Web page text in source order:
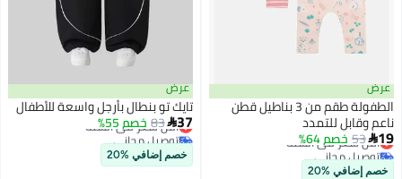
عرض
الطفولة طقم من 3 بناطيل قطن
ناعم وقابل للتمدد
19
53 خصم 64%
أقل سعر في السنة
توصيل مجاني
أقل سعر في السنة
خصم إضافي %20
عرض
تايك تو بنطال بأرجل واسعة للأطفال
37
83 خصم 55%
أقل سعر في السنة
توصيل مجاني
أقل سعر في السنة
خصم إضافي %20